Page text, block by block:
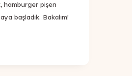
hamburger pişen
başladık. Bakalım!